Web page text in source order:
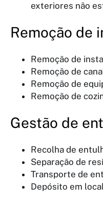
exteriores não
Remoção de
Remoção de
Remoção de
Remoção de
Remoção de
Gestão de
Recolha de
Separação de
Transporte de
Depósito em